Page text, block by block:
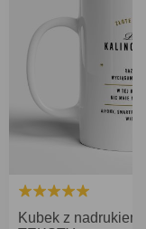
Kubek z nadrukiem